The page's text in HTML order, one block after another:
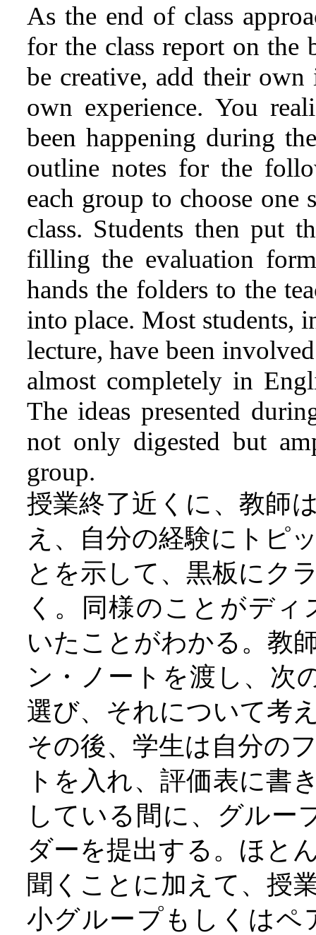
As the end of class
for the class report on the
be creative, add their
own experience. You
been happening during
outline notes for the
each group to choose
class. Students then put
filling the evaluation
hands the folders to the
into place. Most students,
lecture, have been
almost completely in
The ideas presented
not only digested but
group.
授業終了近くに、教師
え、自分の経験にトピ
とを示して、黒板にク
く。同様のことがデ
いたことがわかる。教
ン・ノートを渡し、次
選び、それについて考
その後、学生は自分の
トを入れ、評価表に書
している間に、グルー
ダーを提出する。ほと
聞くことに加えて、授
小グループもしくは